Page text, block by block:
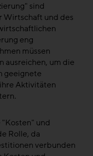
sind
Wirtschaft und des
eng
müssen
ausreichen, um die
geeignete
Aktivitäten
und
Rolle, da
verbunden